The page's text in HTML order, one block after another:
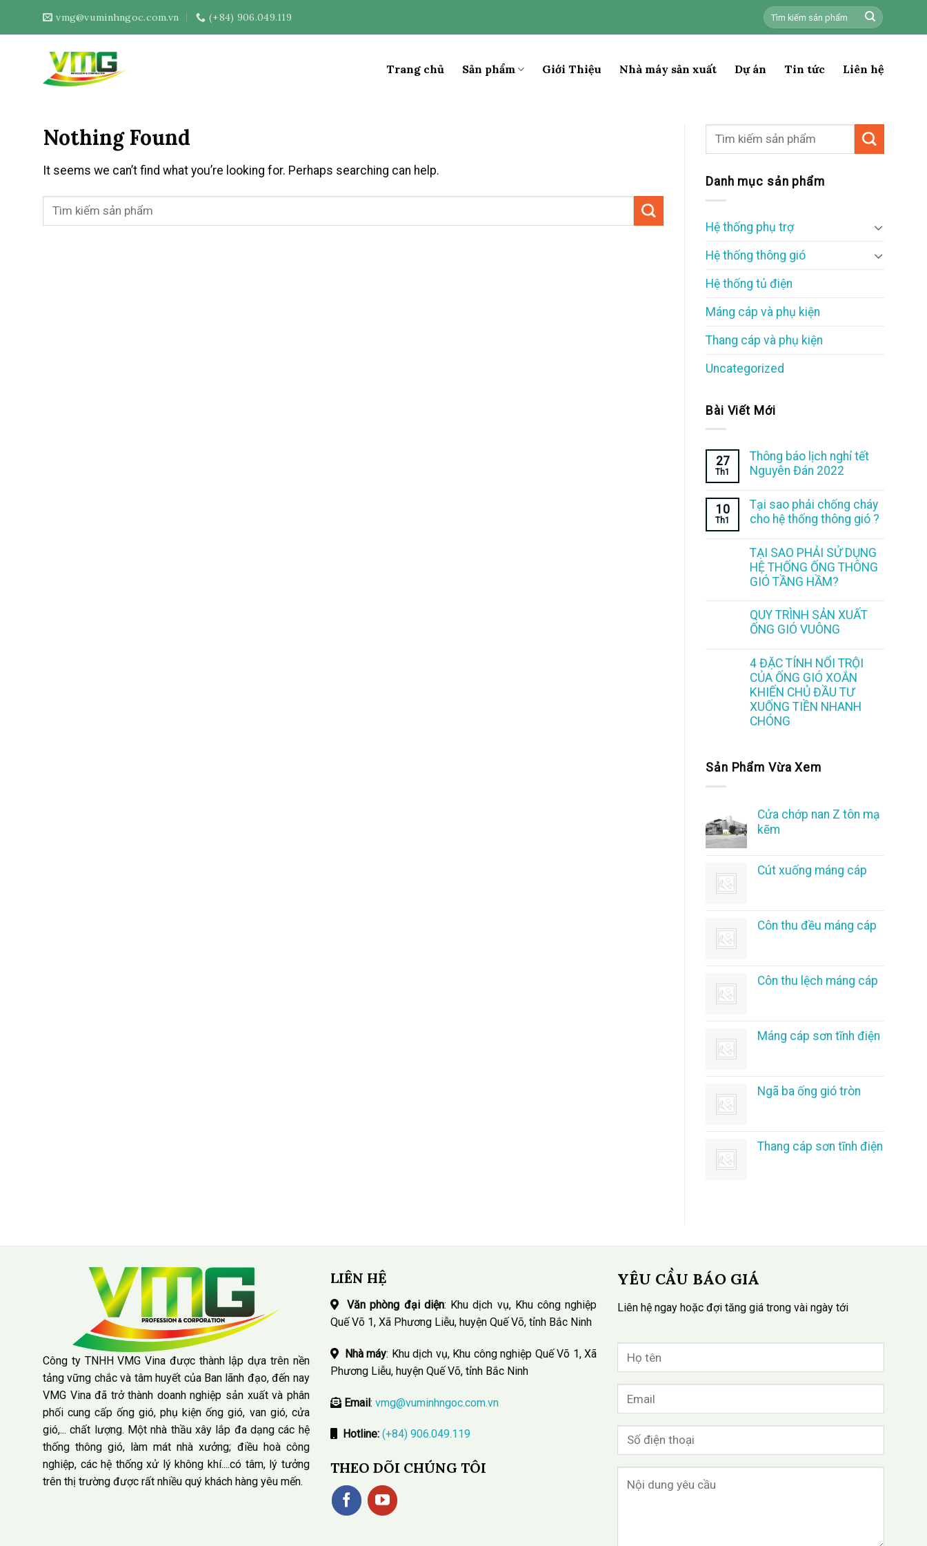
vmg@vuminhngoc.com.vn (+84) 906.049.119
Tìm
kiếm:
Trang chủ Sản phẩm Giới Thiệu Nhà máy sản xuất Dự án Tin tức Liên hệ
Nothing Found
It seems we can’t find what you’re looking for. Perhaps searching can help.
Danh mục sản phẩm
Hệ thống phụ trợ
Hệ thống thông gió
Hệ thống tủ điện
Máng cáp và phụ kiện
Thang cáp và phụ kiện
Uncategorized
Bài Viết Mới
27
Th1
Thông báo lịch nghỉ tết
Nguyên Đán 2022
10
Th1
Tại sao phải chống cháy
cho hệ thống thông gió ?
TẠI SAO PHẢI SỬ DỤNG
HỆ THỐNG ỐNG THÔNG
GIÓ TẦNG HẦM?
QUY TRÌNH SẢN XUẤT
ỐNG GIÓ VUÔNG
4 ĐẶC TÍNH NỔI TRỘI
CỦA ỐNG GIÓ XOẮN
KHIẾN CHỦ ĐẦU TƯ
XUỐNG TIỀN NHANH
CHÓNG
Sản Phẩm Vừa Xem
Cửa chớp nan Z tôn mạ
kẽm
Cút xuống máng cáp
Côn thu đều máng cáp
Côn thu lệch máng cáp
Máng cáp sơn tĩnh điện
Ngã ba ống gió tròn
Thang cáp sơn tĩnh điện
Công ty TNHH VMG Vina được thành lập dựa trên nền
tảng vững chắc và tâm huyết của Ban lãnh đạo, đến nay
VMG Vina đã trở thành doanh nghiệp sản xuất và phân
phối cung cấp ống gió, phụ kiện ống gió, van gió, cửa
gió,... chất lượng. Một nhà thầu xây lắp đa dạng các hệ
thống thông gió, làm mát nhà xưởng; điều hoà công
nghiệp, các hệ thống xử lý không khí....có tâm, lý tưởng
trên thị trường được rất nhiều quý khách hàng yêu mến.
LIÊN HỆ
Văn phòng đại diện: Khu dịch vụ, Khu công nghiệp
Quế Võ 1, Xã Phương Liễu, huyện Quế Võ, tỉnh Bắc Ninh
Nhà máy: Khu dịch vụ, Khu công nghiệp Quế Võ 1, Xã
Phương Liễu, huyện Quế Võ, tỉnh Bắc Ninh
Email: vmg@vuminhngoc.com.vn
Hotline: (+84) 906.049.119
THEO DÕI CHÚNG TÔI
YÊU CẦU BÁO GIÁ
Liên hệ ngay hoặc đợi tăng giá trong vài ngày tới